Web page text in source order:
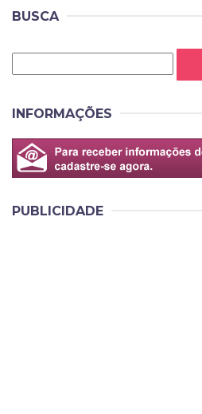
BUSCA
INFORMAÇÕES
PUBLICIDADE